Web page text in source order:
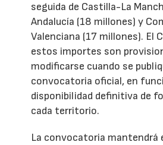
seguida de Castilla-La
Andalucía (18 millones) y
Valenciana (17 millones). El
estos importes son
modificarse cuando se
convocatoria oficial, en
disponibilidad definitiva de
cada territorio.
La convocatoria mantendrá